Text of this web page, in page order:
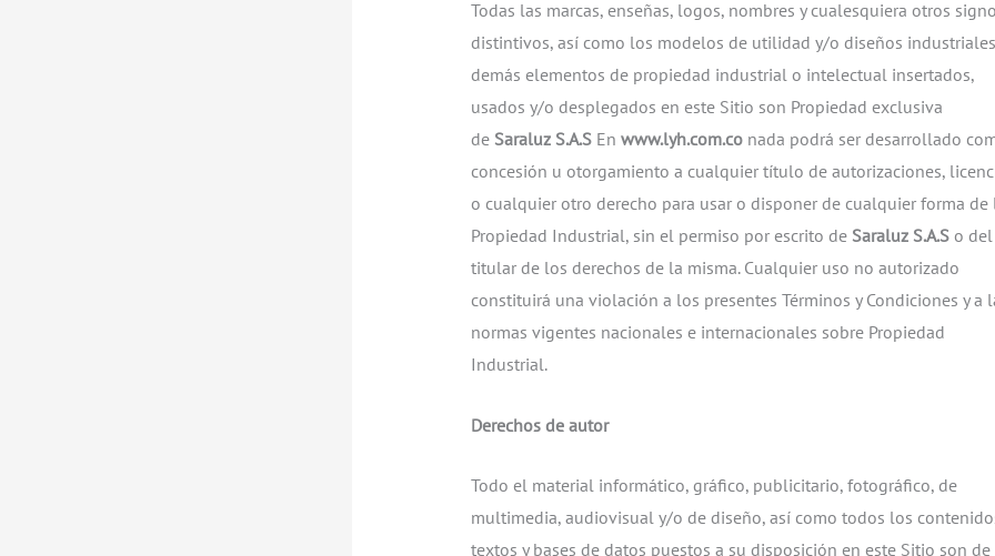
Todas las marcas, enseñas, logos, nombres y cualesquiera otros
distintivos, así como los modelos de utilidad y/o diseños
demás elementos de propiedad industrial o intelectual insertados,
usados y/o desplegados en este Sitio son Propiedad exclusiva
de Saraluz S.A.SEn www.lyh.com.conada podrá ser desarrollado
concesión u otorgamiento a cualquier título de autorizaciones,
o cualquier otro derecho para usar o disponer de cualquier forma de
Propiedad Industrial, sin el permiso por escrito de Saraluz S.A.So del
titular de los derechos de la misma. Cualquier uso no autorizado
constituirá una violación a los presentes Términos y Condiciones y a
normas vigentes nacionales e internacionales sobre Propiedad
Industrial.
Derechos de autor
Todo el material informático, gráfico, publicitario, fotográfico, de
multimedia, audiovisual y/o de diseño, así como todos los
textos y bases de datos puestos a su disposición en este Sitio son de